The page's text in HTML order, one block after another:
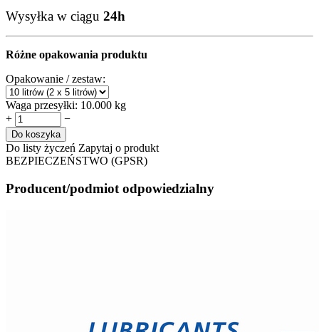
Wysyłka w ciągu 24h
Różne opakowania produktu
Opakowanie / zestaw:
Waga przesyłki: 10.000 kg
+
−
Do koszyka
Do listy życzeń Zapytaj o produkt
BEZPIECZEŃSTWO (GPSR)
Producent/podmiot odpowiedzialny